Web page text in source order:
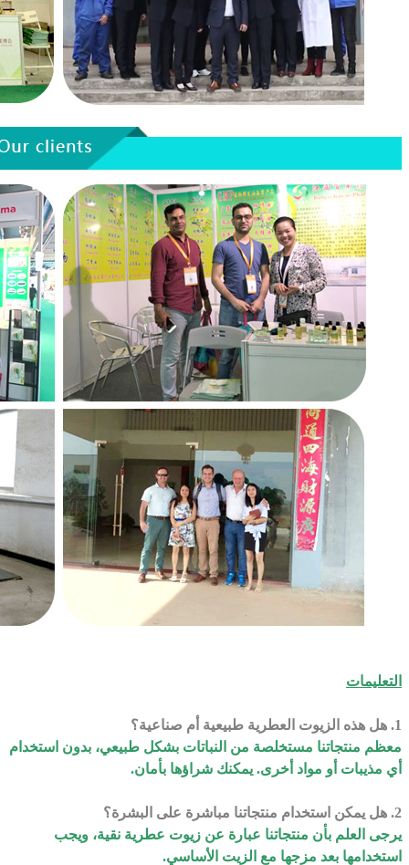
التعليمات
1. هل هذه الزيوت العطرية طبيعية أم صناعية؟
معظم منتجاتنا مستخلصة من النباتات بشكل طبيعي، بدون استخدام
أي مذيبات أو مواد أخرى. يمكنك شراؤها بأمان.
2. هل يمكن استخدام منتجاتنا مباشرة على البشرة؟
يرجى العلم بأن منتجاتنا عبارة عن زيوت عطرية نقية، ويجب
استخدامها بعد مزجها مع الزيت الأساسي.